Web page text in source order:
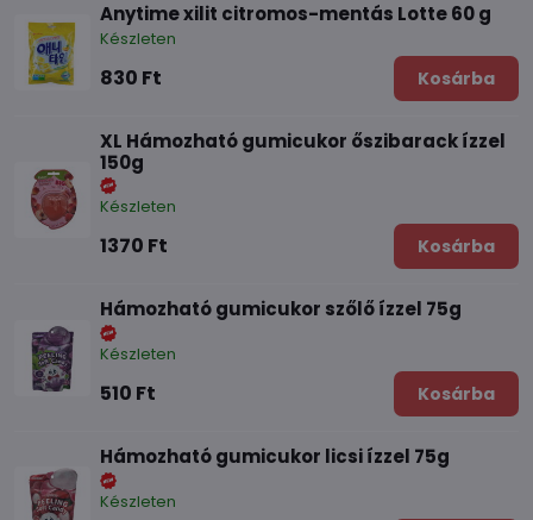
Anytime xilit citromos-mentás Lotte 60 g
Készleten
830 Ft Kosárba
XL Hámozható gumicukor őszibarack ízzel
150g
Készleten
1370 Ft Kosárba
Hámozható gumicukor szőlő ízzel 75g
Készleten
510 Ft Kosárba
Hámozható gumicukor licsi ízzel 75g
Készleten